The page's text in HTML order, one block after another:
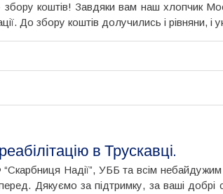
збору коштів! Завдяки вам наш хлопчик
До збору коштів долучились і рівняни, і
в Трускавці.
Надії”, УББ та всім
Дякуємо за підтримку, за ваші добрі